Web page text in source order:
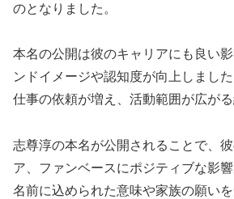
のとなりました。
本名の公開は彼のキャリアにも良い
ンドイメージや認知度が向上しまし
仕事の依頼が増え、活動範囲が広がる
志尊淳の本名が公開されることで、
ア、ファンベースにポジティブな影
名前に込められた意味や家族の願い